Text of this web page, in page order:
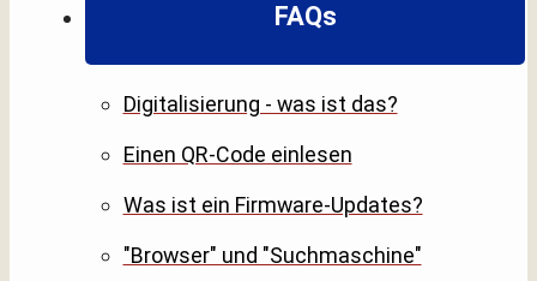
FAQs
Digitalisierung - was ist das?
Einen QR-Code einlesen
Was ist ein Firmware-Updates?
"Browser" und "Suchmaschine"